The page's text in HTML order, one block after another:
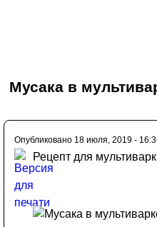
Мусака в
Опубликовано 18 июля, 2019 -
Рецепт для